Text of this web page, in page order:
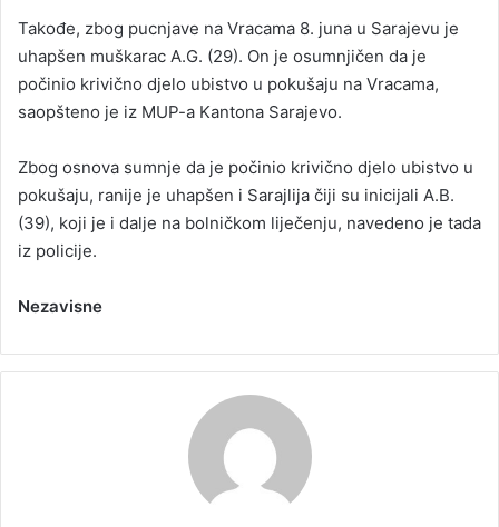
Takođe, zbog pucnjave na Vracama 8. juna u Sarajevu je
uhapšen muškarac A.G. (29). On je osumnjičen da je
počinio krivično djelo ubistvo u pokušaju na Vracama,
saopšteno je iz MUP-a Kantona Sarajevo.
Zbog osnova sumnje da je počinio krivično djelo ubistvo u
pokušaju, ranije je uhapšen i Sarajlija čiji su inicijali A.B.
(39), koji je i dalje na bolničkom liječenju, navedeno je tada
iz policije.
Nezavisne